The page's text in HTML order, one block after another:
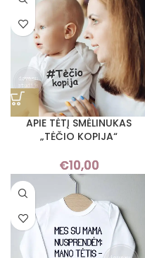
APIE TĖTĮ SMĖLINUKAS
„TĖČIO KOPIJA“
€10,00